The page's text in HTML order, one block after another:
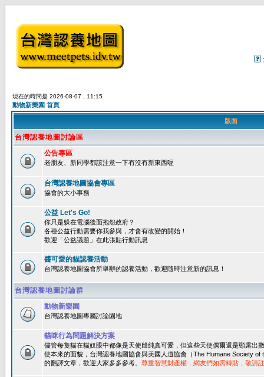
現在的時間是 2026-08-07 , 11:15
動物新樂園 首頁
版面
台灣認養地圖討論區
公告專區
老朋友、新同學都該注意一下有沒有新東西喔
台灣認養地圖協會專區
協會的大小事務
公益 Let's Go!
你只是躲在電腦後面抱怨政府？
各種公益行動需要你我參與，才會有改變的開始！
歡迎「公益議題」在此張貼行動訊息
醬可愛的貓認養活動
台灣認養地圖協會所舉辦的認養活動，歡迎隨時注意新的訊息！
台灣認養地圖討論群
動物新樂園
台灣認養地圖專屬討論園地
貓咪行為問題解決方案
儘管每隻貓在貓奴眼中都像是天使般純真可愛，但這些天使偶爾還是顯露出
使本來的面貌，台灣認養地圖協會與美國人道協會（The Humane Society
的翻譯文章，歡迎大家多多參考。 尊重智慧財產權，網友們如需轉貼，敬請